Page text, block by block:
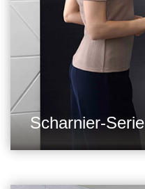
Scharnier-Serie